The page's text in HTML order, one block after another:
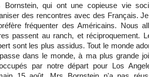
Bornstein, qui ont une copieuse vie
des rencontres avec des Français.
fréquenter des Américains. Nous
passent au ranch, et réciproquement.
sont les plus assidus. Tout le monde
dans le monde, à ma plus grande
par notre départ pour Los